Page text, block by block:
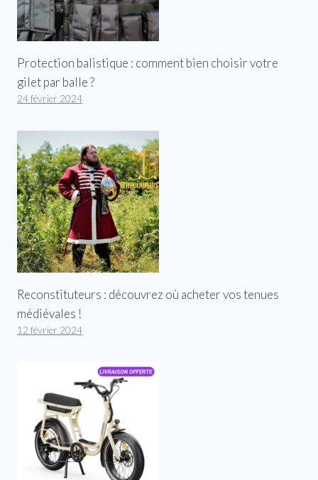
Protection balistique : comment bien choisir votre
gilet par balle ?
24 février 2024
Reconstituteurs : découvrez où acheter vos tenues
médiévales !
12 février 2024